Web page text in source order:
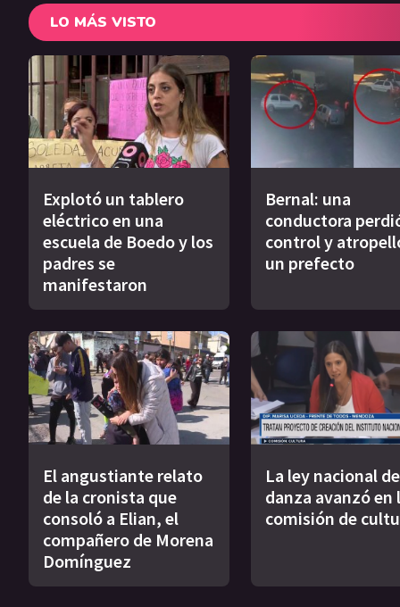
LO MÁS VISTO
Explotó un tablero
eléctrico en una
escuela de Boedo y los
padres se
manifestaron
Bernal: una
conductora
control y
un prefecto
El angustiante relato
de la cronista que
consoló a Elian, el
compañero de Morena
Domínguez
La ley nacional
danza avanzó en
comisión de